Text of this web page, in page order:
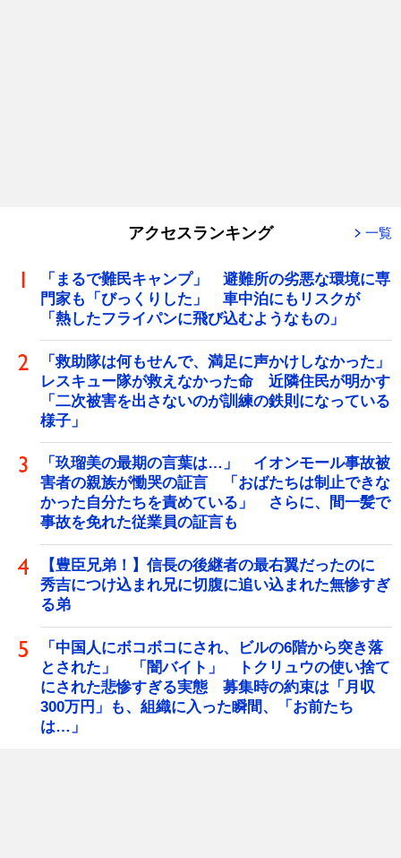
アクセスランキング 一覧
「まるで難民キャンプ」 避難所の劣悪な環境に専
門家も「びっくりした」 車中泊にもリスクが
「熱したフライパンに飛び込むようなもの」
「救助隊は何もせんで、満足に声かけしなかった」
レスキュー隊が救えなかった命 近隣住民が明かす
「二次被害を出さないのが訓練の鉄則になっている
様子」
「玖瑠美の最期の言葉は…」 イオンモール事故被
害者の親族が慟哭の証言 「おばたちは制止できな
かった自分たちを責めている」 さらに、間一髪で
事故を免れた従業員の証言も
【豊臣兄弟！】信長の後継者の最右翼だったのに
秀吉につけ込まれ兄に切腹に追い込まれた無惨すぎ
る弟
「中国人にボコボコにされ、ビルの6階から突き落
とされた」 「闇バイト」 トクリュウの使い捨て
にされた悲惨すぎる実態 募集時の約束は「月収
300万円」も、組織に入った瞬間、「お前たち
は…」